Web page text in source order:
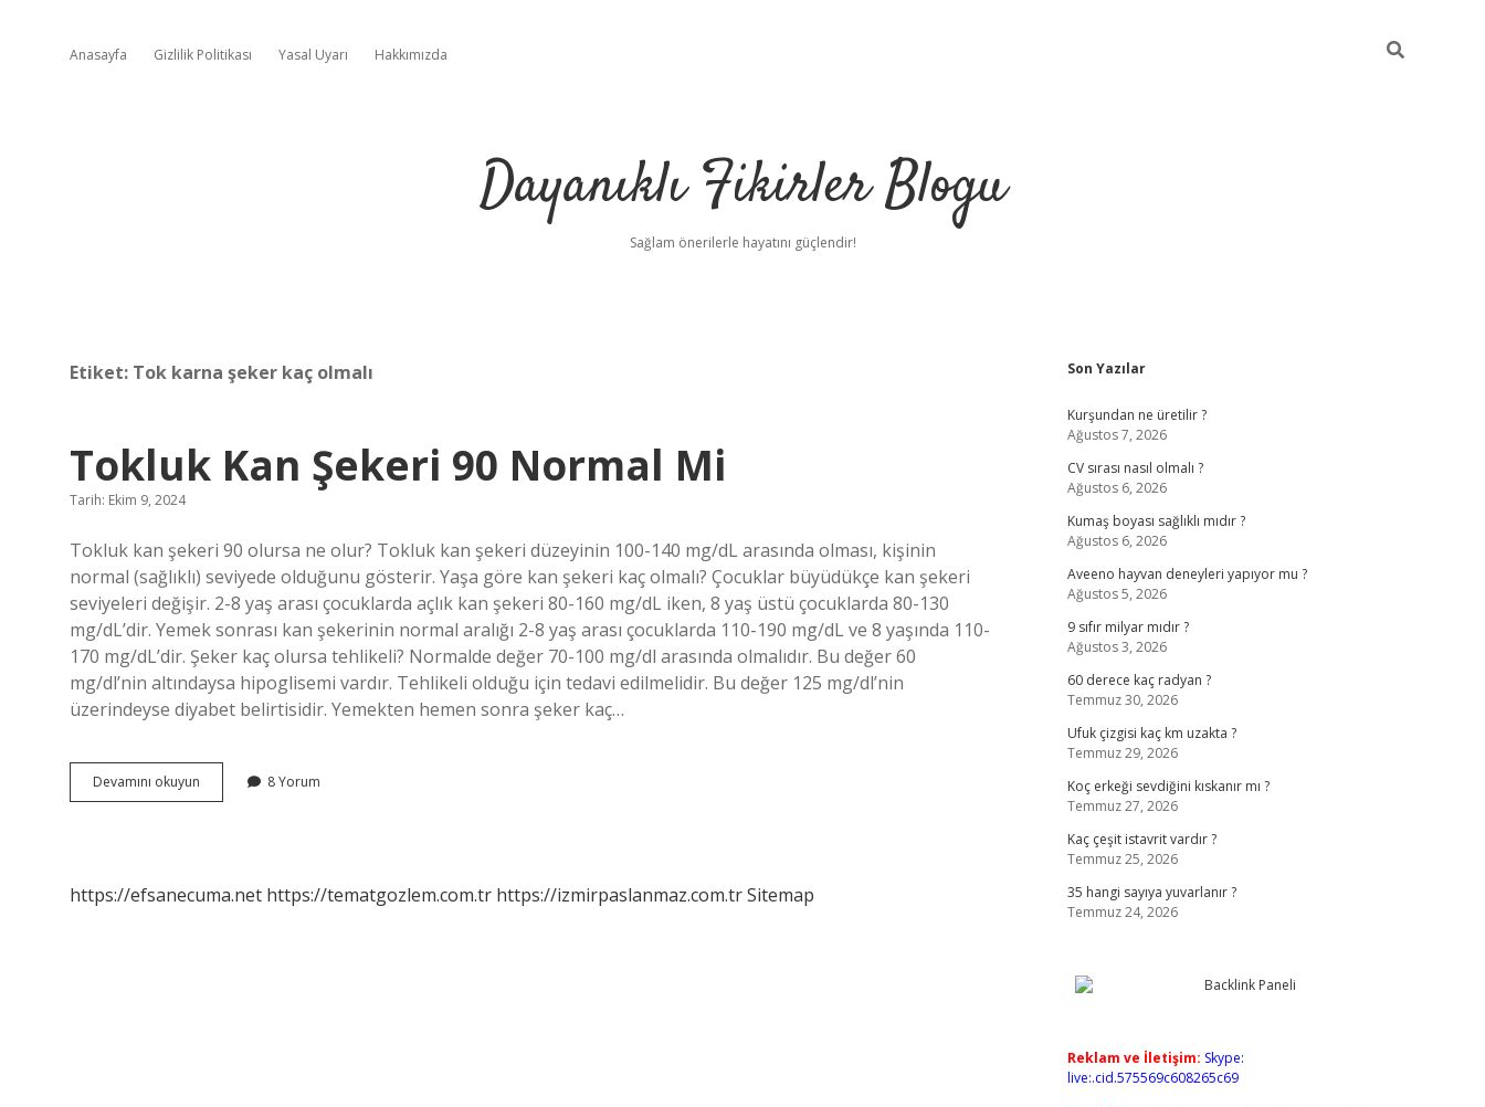
Anasayfa Gizlilik Politikası Yasal Uyarı Hakkımızda
Dayanıklı Fikirler Blogu
Sağlam önerilerle hayatını güçlendir!
Etiket: Tok karna şeker kaç olmalı
Tokluk Kan Şekeri 90 Normal Mi
Tarih: Ekim 9, 2024
Tokluk kan şekeri 90 olursa ne olur? Tokluk kan şekeri düzeyinin 100-140 mg/dL arasında olması, kişinin
normal (sağlıklı) seviyede olduğunu gösterir. Yaşa göre kan şekeri kaç olmalı? Çocuklar büyüdükçe kan şekeri
seviyeleri değişir. 2-8 yaş arası çocuklarda açlık kan şekeri 80-160 mg/dL iken, 8 yaş üstü çocuklarda 80-130
mg/dL’dir. Yemek sonrası kan şekerinin normal aralığı 2-8 yaş arası çocuklarda 110-190 mg/dL ve 8 yaşında 110-
170 mg/dL’dir. Şeker kaç olursa tehlikeli? Normalde değer 70-100 mg/dl arasında olmalıdır. Bu değer 60
mg/dl’nin altındaysa hipoglisemi vardır. Tehlikeli olduğu için tedavi edilmelidir. Bu değer 125 mg/dl’nin
üzerindeyse diyabet belirtisidir. Yemekten hemen sonra şeker kaç…
Devamını okuyun
Kan
8 Yorum
https://efsanecuma.net https://tematgozlem.com.tr https://izmirpaslanmaz.com.trSitemap
Sidebar
Son Yazılar
Kurşundan ne üretilir ?
Ağustos 7, 2026
CV sırası nasıl olmalı ?
Ağustos 6, 2026
Kumaş boyası sağlıklı mıdır ?
Ağustos 6, 2026
Aveeno hayvan deneyleri yapıyor mu ?
Ağustos 5, 2026
9 sıfır milyar mıdır ?
Ağustos 3, 2026
60 derece kaç radyan ?
Temmuz 30, 2026
Ufuk çizgisi kaç km uzakta ?
Temmuz 29, 2026
Koç erkeği sevdiğini kıskanır mı ?
Temmuz 27, 2026
Kaç çeşit istavrit vardır ?
Temmuz 25, 2026
35 hangi sayıya yuvarlanır ?
Temmuz 24, 2026
Reklam ve İletişim: Skype:
live:.cid.575569c608265c69